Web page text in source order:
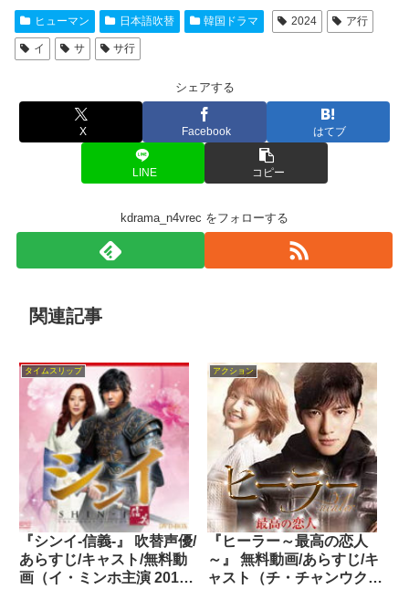
ヒューマン 日本語吹替 韓国ドラマ 2024 ア行
イ サ サ行
シェアする
X Facebook はてブ
LINE コピー
kdrama_n4vrec をフォローする
関連記事
タイムスリップ
『シンイ‐信義‐』 吹替声優/
あらすじ/キャスト/無料動
画（イ・ミンホ主演 2012
アクション
『ヒーラー～最高の恋人
～』 無料動画/あらすじ/キ
ャスト（チ・チャンウク主